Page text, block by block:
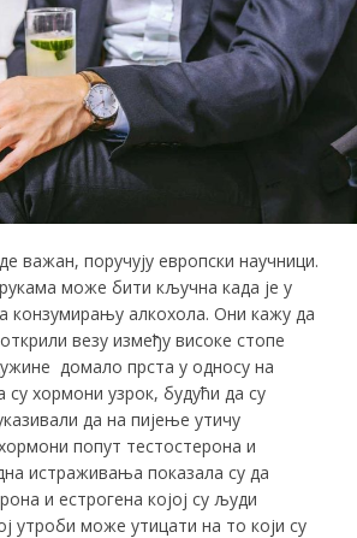
важан, поручују европски научници.
може бити кључна када је у
конзумирању алкохола. Они кажу да
везу између високе стопе
домало прста у односу на
су хормони узрок, будући да су
да на пијење утичу
попут тестостерона и
истраживања показала су да
и естрогена којој су људи
утроби може утицати на то који су